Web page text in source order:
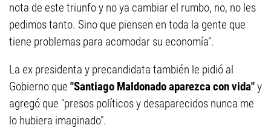
nota de este triunfo y no ya cambiar el rumbo, no, no les
pedimos tanto. Sino que piensen en toda la gente que
tiene problemas para acomodar su economía".
La ex presidenta y precandidata también le pidió al
Gobierno que "Santiago Maldonado aparezca con vida"y
agregó que "presos políticos y desaparecidos nunca me
lo hubiera imaginado".